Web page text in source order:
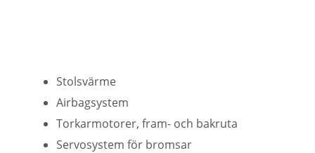
Stolsvärme
Airbagsystem
Torkarmotorer, fram- och bakruta
Servosystem för bromsar